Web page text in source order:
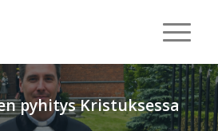
pyhitys Kristuksessa